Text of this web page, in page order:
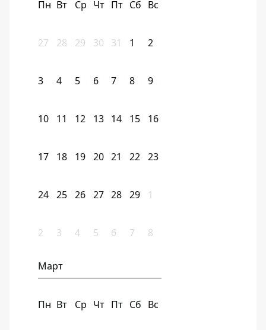
Пн Вт Ср Чт Пт Сб Вс
27 28 29 30 31 1 2
3 4 5 6 7 8 9
10 11 12 13 14 15 16
17 18 19 20 21 22 23
24 25 26 27 28 29 1
2 3 4 5 6 7 8
Март
Пн Вт Ср Чт Пт Сб Вс